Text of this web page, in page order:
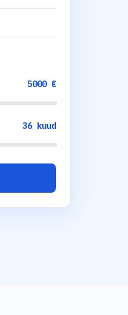
5000 €
36 kuud